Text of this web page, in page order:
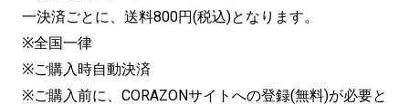
一決済ごとに、送料800円(税込)となります。
※全国一律
※ご購入時自動決済
※ご購入前に、CORAZONサイトへの登録(無料)が必要と